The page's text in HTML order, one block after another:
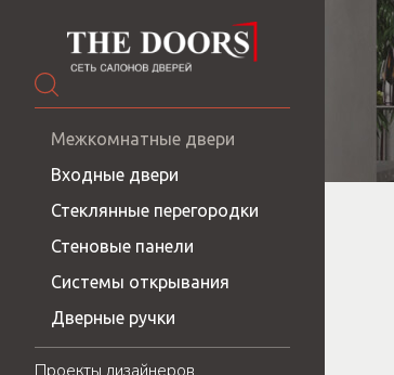
Межкомнатные двери
Входные двери
Стеклянные перегородки
Стеновые панели
Системы открывания
Дверные ручки
Проекты дизайнеров